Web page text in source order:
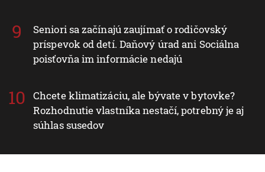
Seniori sa začínajú zaujímať o rodičovský
príspevok od detí. Daňový úrad ani Sociálna
poisťovňa im informácie nedajú
Chcete klimatizáciu, ale bývate v bytovke?
Rozhodnutie vlastníka nestačí, potrebný je aj
súhlas susedov